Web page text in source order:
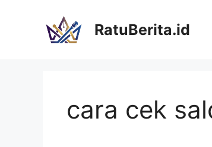
RatuBerita.id
cara cek